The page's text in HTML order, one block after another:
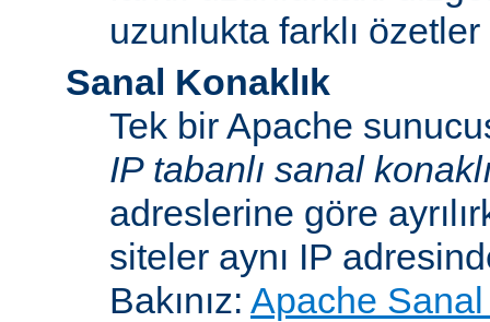
uzunlukta farklı
Sanal Konaklık
Tek bir Apache
IP tabanlı sanal
adreslerine göre
siteler aynı IP
Bakınız: Apache